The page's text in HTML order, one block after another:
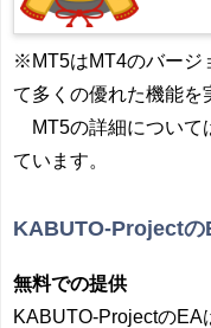
※ MT5はMT4のバージ
て多くの優れた機能を
MT5の詳細について
ています。
KABUTO-Projectの
無料での提供
KABUTO-ProjectのEA